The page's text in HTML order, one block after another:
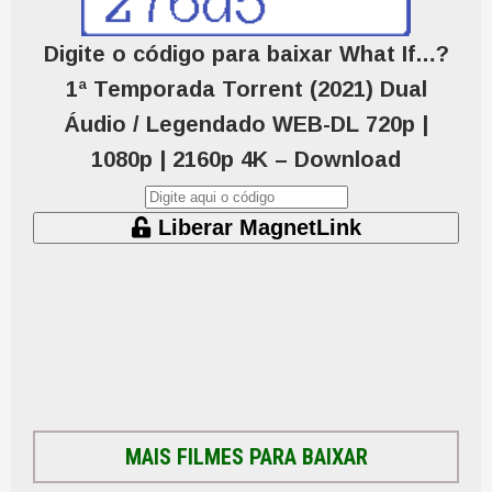
Digite o código para baixar What If…?
1ª Temporada Torrent (2021) Dual
Áudio / Legendado WEB-DL 720p |
1080p | 2160p 4K – Download
Liberar MagnetLink
MAIS FILMES PARA BAIXAR